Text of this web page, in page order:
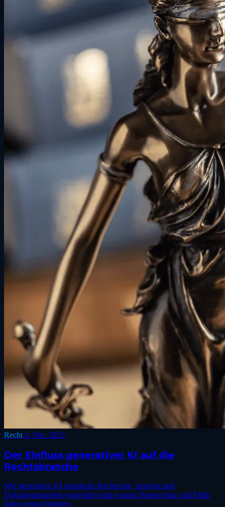
Recht 4. Okt. 2023
Der Einfluss generativer KI auf die
Rechtsbranche
Wie generative KI juristische Recherche, Analyse und
Dokumentenarbeit veraendert und warum Datenschutz und Ethik
dabei zentral bleiben.